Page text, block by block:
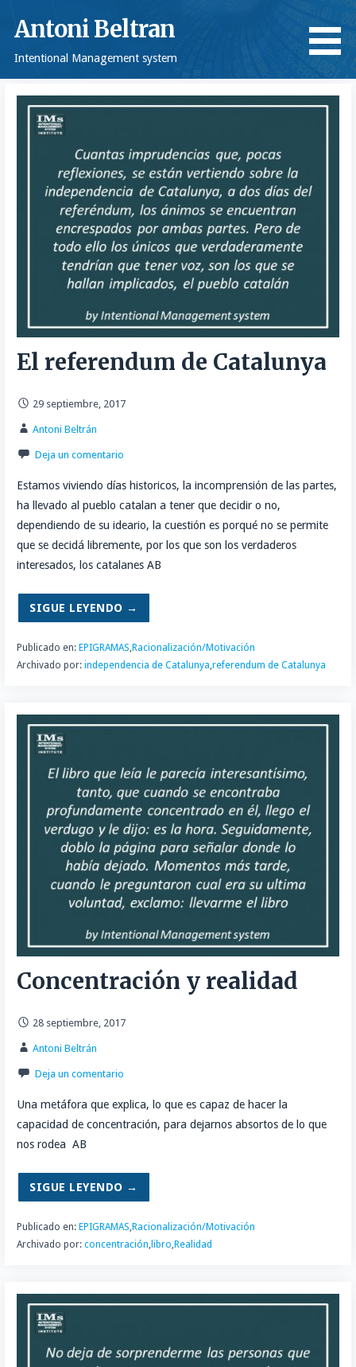
Antoni Beltran
Intentional Management system
El referendum de Catalunya
29 septiembre, 2017
Antoni Beltrán
Deja un comentario
Estamos viviendo días historicos, la incomprensión de las partes,
ha llevado al pueblo catalan a tener que decidir o no,
dependiendo de su ideario, la cuestión es porqué no se permite
que se decidá libremente, por los que son los verdaderos
interesados, los catalanes AB
SIGUE LEYENDO →
Publicado en: EPIGRAMAS,Racionalización/Motivación
Archivado por: independencia de Catalunya,referendum de Catalunya
Concentración y realidad
28 septiembre, 2017
Antoni Beltrán
Deja un comentario
Una metáfora que explica, lo que es capaz de hacer la
capacidad de concentración, para dejarnos absortos de lo que
nos rodea AB
SIGUE LEYENDO →
Publicado en: EPIGRAMAS,Racionalización/Motivación
Archivado por: concentración,libro,Realidad